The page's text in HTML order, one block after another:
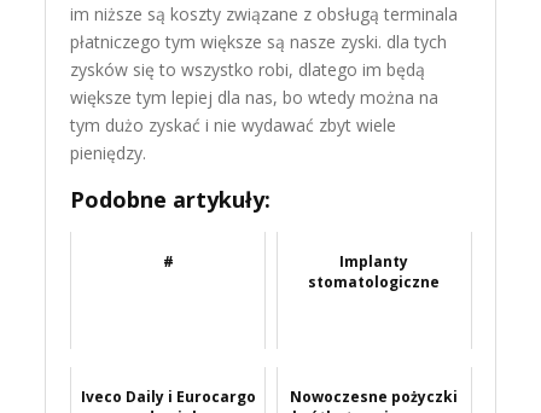
im niższe są koszty związane z obsługą terminala
płatniczego tym większe są nasze zyski. dla tych
zysków się to wszystko robi, dlatego im będą
większe tym lepiej dla nas, bo wtedy można na
tym dużo zyskać i nie wydawać zbyt wiele
pieniędzy.
Podobne artykuły:
#
Implanty
stomatologiczne
Iveco Daily i Eurocargo
Nowoczesne pożyczki